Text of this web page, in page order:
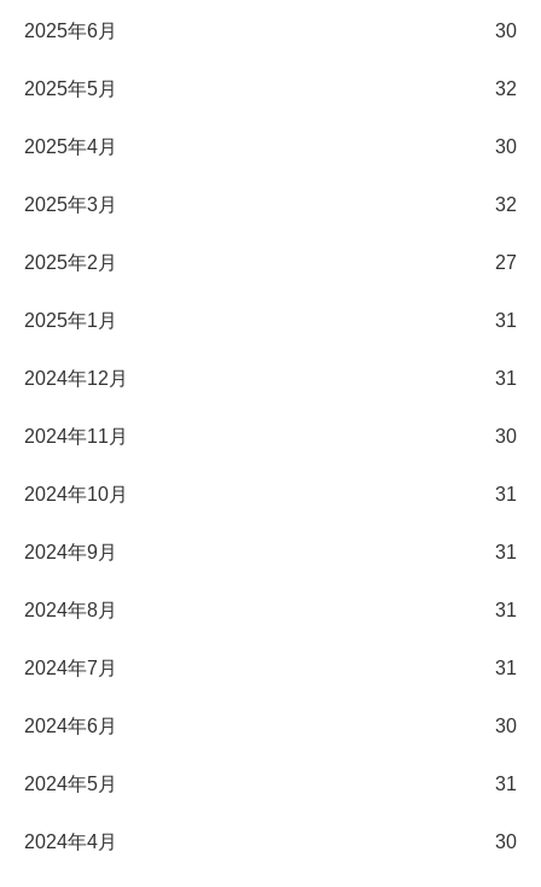
2025年6月 30
2025年5月 32
2025年4月 30
2025年3月 32
2025年2月 27
2025年1月 31
2024年12月 31
2024年11月 30
2024年10月 31
2024年9月 31
2024年8月 31
2024年7月 31
2024年6月 30
2024年5月 31
2024年4月 30